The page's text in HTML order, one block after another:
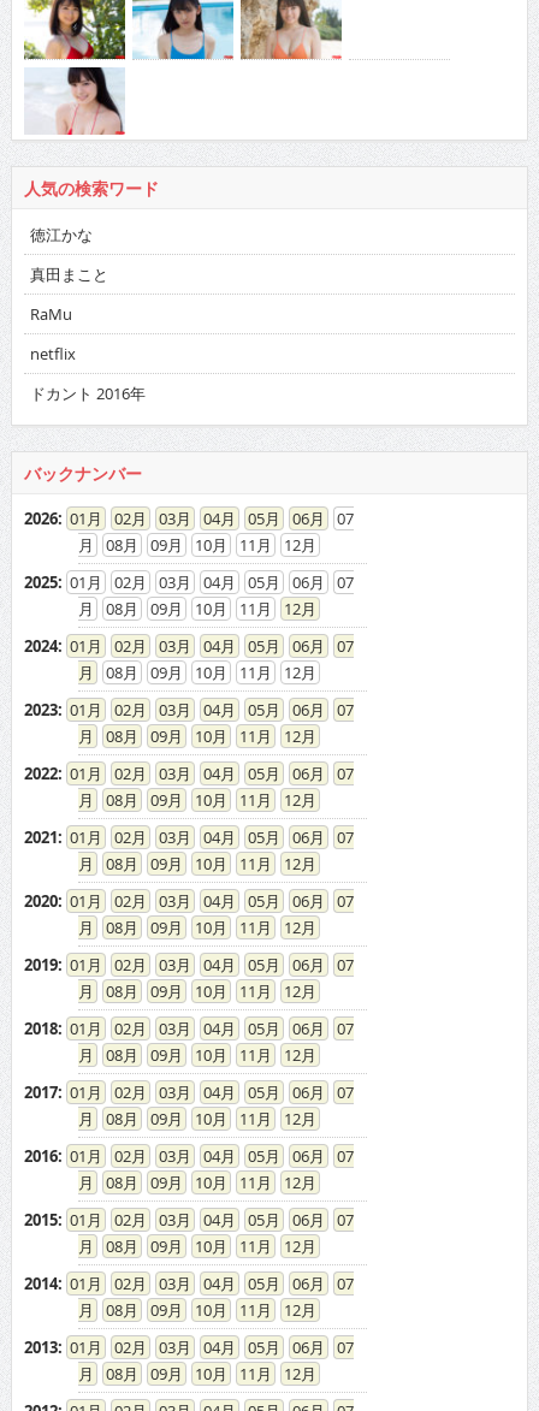
人気の検索ワード
徳江かな
真田まこと
RaMu
netflix
ドカント 2016年
バックナンバー
2026: 01 02 03 04 05 06
07
08
09 10 11
12
2025: 01 02 03 04 05 06
07
08
09 10 11
12
2024: 01 02 03 04 05 06
07
08
09 10 11
12
2023: 01 02 03 04 05 06
07
08
09 10 11
12
2022: 01 02 03 04 05 06
07
08
09 10 11
12
2021: 01 02 03 04 05 06
07
08
09 10 11
12
2020: 01 02 03 04 05 06
07
08
09 10 11
12
2019: 01 02 03 04 05 06
07
08
09 10 11
12
2018: 01 02 03 04 05 06
07
08
09 10 11
12
2017: 01 02 03 04 05 06
07
08
09 10 11
12
2016: 01 02 03 04 05 06
07
08
09 10 11
12
2015: 01 02 03 04 05 06
07
08
09 10 11
12
2014: 01 02 03 04 05 06
07
08
09 10 11
12
2013: 01 02 03 04 05 06
07
08
09 10 11
12